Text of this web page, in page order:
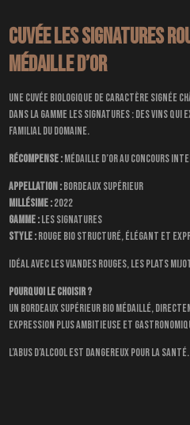
Cuvée Les Signatures
Médaille d’Or
Une cuvée biologique de caractère signée
dans la gamme Les Signatures : des vins
familial du domaine.
Récompense :Médaille d’Or au Concours
Appellation :Bordeaux Supérieur
Millésime :2022
Gamme :Les Signatures
Style :rouge bio structuré, élégant et
Idéal avec les viandes rouges, les plats
Pourquoi le choisir ?
Un Bordeaux Supérieur bio médaillé,
expression plus ambitieuse et
L’abus d’alcool est dangereux pour la